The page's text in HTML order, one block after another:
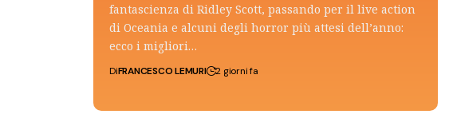
fantascienza di Ridley Scott, passando per il live action
di Oceania e alcuni degli horror più attesi dell’anno:
ecco i migliori…
DiFRANCESCO LEMURI 2 giorni fa